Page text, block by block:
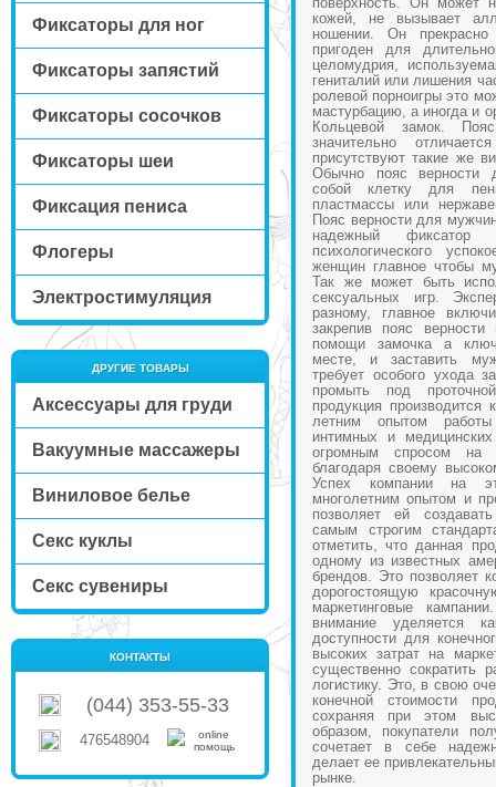
Фиксаторы для ног
Фиксаторы запястий
Фиксаторы сосочков
Фиксаторы шеи
Фиксация пениса
Флогеры
Электростимуляция
ДРУГИЕ ТОВАРЫ
Аксессуары для груди
Вакуумные массажеры
Виниловое белье
Секс куклы
Секс сувениры
КОНТАКТЫ
(044) 353-55-33
476548904
кожей, не вызывает
ношении. Он
пригоден для
целомудрия,
гениталий или лишения
ролевой порноигры это
мастурбацию, а иногда и
Кольцевой замок.
значительно
присутствуют такие же
Обычно пояс верности
собой клетку для
пластмассы или
Пояс верности для
надежный фиксатор
психологического
женщин главное чтобы
Так же может быть
сексуальных игр.
разному, главное
закрепив пояс
помощи замочка а
месте, и заставить
требует особого ухода
промыть под
продукция
летним опытом
интимных и
огромным спросом
благодаря своему
Успех компании на
многолетним опытом и
позволяет ей
самым строгим
отметить, что данная
одному из известных
брендов. Это позволяет
дорогостоящую
маркетинговые
внимание уделяется
доступности для
высоких затрат на
существенно сократить
логистику. Это, в свою
конечной стоимости
сохраняя при этом
образом, покупатели
сочетает в себе
делает ее
рынке.